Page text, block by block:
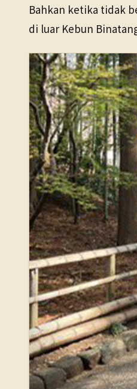
Bahkan ketika tidak
di luar Kebun